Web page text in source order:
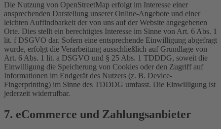
Die Nutzung von OpenStreetMap erfolgt im Interesse einer
ansprechenden Darstellung unserer Online-Angebote und einer
leichten Auffindbarkeit der von uns auf der Website angegebenen
Orte. Dies stellt ein berechtigtes Interesse im Sinne von Art. 6 Abs. 1
lit. f DSGVO dar. Sofern eine entsprechende Einwilligung abgefragt
wurde, erfolgt die Verarbeitung ausschließlich auf Grundlage von
Art. 6 Abs. 1 lit. a DSGVO und § 25 Abs. 1 TDDDG, soweit die
Einwilligung die Speicherung von Cookies oder den Zugriff auf
Informationen im Endgerät des Nutzers (z. B. Device-
Fingerprinting) im Sinne des TDDDG umfasst. Die Einwilligung ist
jederzeit widerrufbar.
7. eCommerce und Zahlungs­anbieter